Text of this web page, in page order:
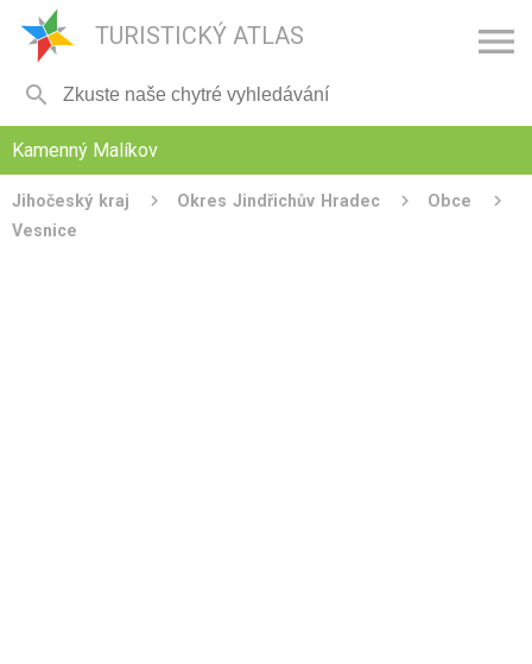
TURISTICKÝ ATLAS 

Kamenný Malíkov
Jihočeský kraj Okres Jindřichův Hradec
Obce
Vesnice